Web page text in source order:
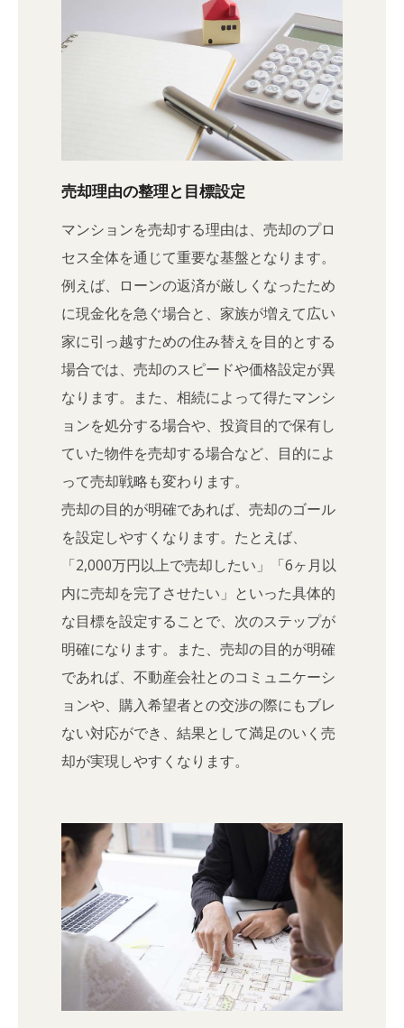
売却理由の整理と目標設定
マンションを売却する理由は、売却のプロ
セス全体を通じて重要な基盤となります。
例えば、ローンの返済が厳しくなったため
に現金化を急ぐ場合と、家族が増えて広い
家に引っ越すための住み替えを目的とする
場合では、売却のスピードや価格設定が異
なります。また、相続によって得たマンシ
ョンを処分する場合や、投資目的で保有し
ていた物件を売却する場合など、目的によ
って売却戦略も変わります。
売却の目的が明確であれば、売却のゴール
を設定しやすくなります。たとえば、
「2,000万円以上で売却したい」「6ヶ月以
内に売却を完了させたい」といった具体的
な目標を設定することで、次のステップが
明確になります。また、売却の目的が明確
であれば、不動産会社とのコミュニケーシ
ョンや、購入希望者との交渉の際にもブレ
ない対応ができ、結果として満足のいく売
却が実現しやすくなります。